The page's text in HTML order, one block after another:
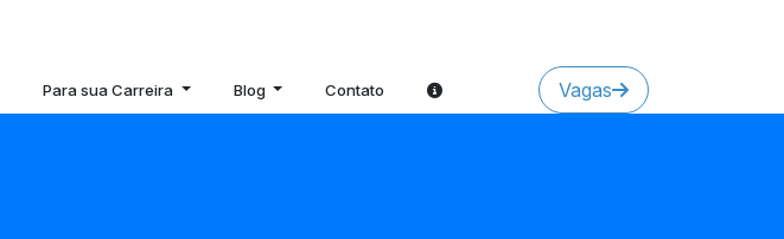
Para sua Carreira Blog Contato Vagas